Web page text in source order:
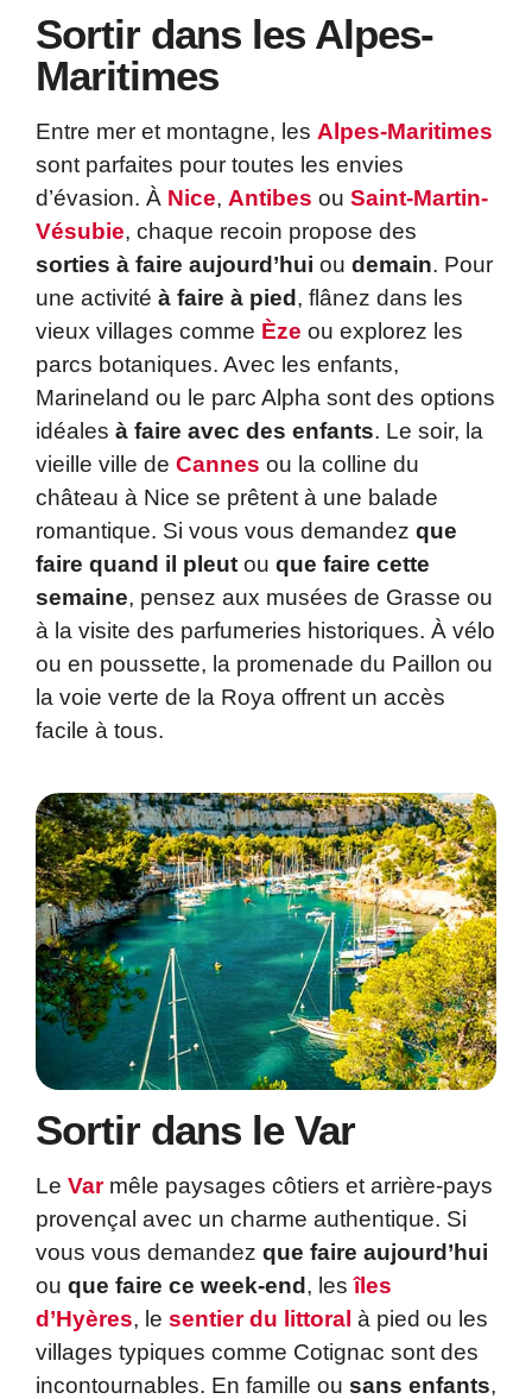
Sortir dans les Alpes-
Maritimes
Entre mer et montagne, les Alpes-Maritimes
sont parfaites pour toutes les envies
d’évasion. À Nice, Antibes ou Saint-Martin-
Vésubie, chaque recoin propose des
sorties à faire aujourd’hui ou demain. Pour
une activité à faire à pied , flânez dans les
vieux villages comme Èze ou explorez les
parcs botaniques. Avec les enfants,
Marineland ou le parc Alpha sont des options
idéales à faire avec des enfants. Le soir, la
vieille ville de Cannes ou la colline du
château à Nice se prêtent à une balade
romantique. Si vous vous demandez que
faire quand il pleut ou que faire cette
semaine, pensez aux musées de Grasse ou
à la visite des parfumeries historiques. À vélo
ou en poussette, la promenade du Paillon ou
la voie verte de la Roya offrent un accès
facile à tous.
Sortir dans le Var
Le Var mêle paysages côtiers et arrière-pays
provençal avec un charme authentique. Si
vous vous demandez que faire aujourd’hui
ou que faire ce week-end , lesîles
d’Hyères, le sentier du littoral à pied ou les
villages typiques comme Cotignac sont des
incontournables. En famille ou sans enfants,